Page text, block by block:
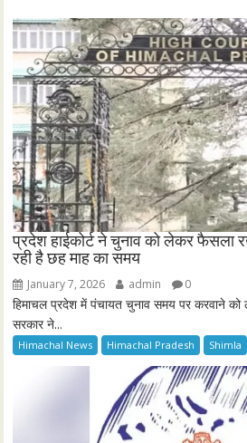
प्रदेश हाईकोर्ट ने चुनाव को लेकर फैसला
रही है छह माह का समय
January 7, 2026 admin 0
हिमाचल प्रदेश में पंचायत चुनाव समय पर करवाने को
सरकार ने...
Himachal News Himachal Pradesh Shimla